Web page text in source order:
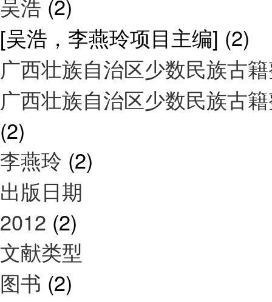
吴浩 (2)
[吴浩，李燕玲项目主编] (2)
广西壮族自治区少数民族古
广西壮族自治区少数民族古
(2)
李燕玲 (2)
出版日期
2012 (2)
文献类型
图书 (2)